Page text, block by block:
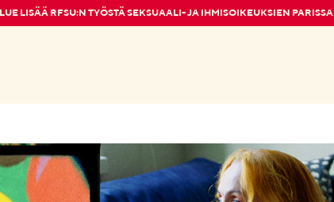
LUE LISÄÄ RFSU:N TYÖSTÄ SEKSUAALI- JA IHMISOIKEUKSIEN PARISSA